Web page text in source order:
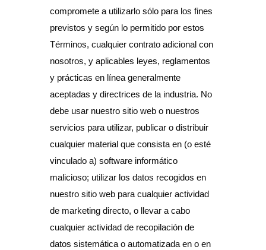
compromete a utilizarlo sólo para los fines
previstos y según lo permitido por estos
Términos, cualquier contrato adicional con
nosotros, y aplicables leyes, reglamentos
y prácticas en línea generalmente
aceptadas y directrices de la industria. No
debe usar nuestro sitio web o nuestros
servicios para utilizar, publicar o distribuir
cualquier material que consista en (o esté
vinculado a) software informático
malicioso; utilizar los datos recogidos en
nuestro sitio web para cualquier actividad
de marketing directo, o llevar a cabo
cualquier actividad de recopilación de
datos sistemática o automatizada en o en